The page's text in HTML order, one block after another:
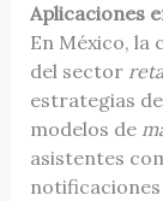
Aplicaciones
En México, la
del sector
estrategias
modelos de
asistentes